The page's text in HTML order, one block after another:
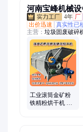
河南宝峰机械设
4年 厂
出价迅速
真实性已
主营： 垃圾固废破碎
干机、农业滚筒烘干
干机、屠宰场废料鸡
干机、工业化工颗粒
筒烘干机、污泥滚筒
干机、化工原料滚
机、燃气燃煤滚筒烘
水机、多功能滚筒炒锅
工业滚筒金矿粉
铁精粉烘干机 鸡